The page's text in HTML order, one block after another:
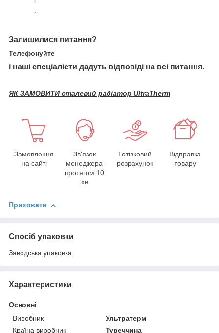
.
Залишилися питання?
Телефонуйте
і наші спеціалісти дадуть відповіді на всі питання.
ЯК ЗАМОВИТИ сталевий радіатор UltraTherm
Замовлення
на сайті
Зв'язок
менеджера
протягом 10
хв
Готівковий
розрахунок
Відправка
товару
Приховати
Спосіб упаковки
Заводська упаковка
Характеристики
Основні
Виробник
Ультратерм
Країна виробник
Туреччина